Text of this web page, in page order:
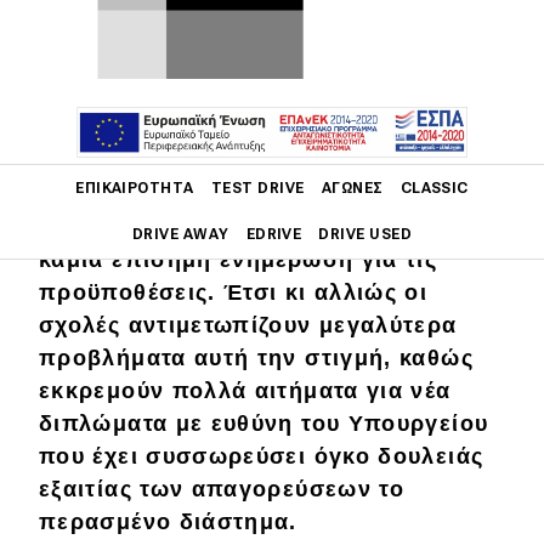
ΕΠΙΚΑΙΡΌΤΗΤΑ TEST DRIVE ΑΓΏΝΕΣ CLASSIC
DRIVE AWAY EDRIVE DRIVE USED
Main navigation
Επικαιρότητα
Νέα μοντέλα
Πρωτότυπα
Ελλάδα
Κόσμος
υπάρχει μία ασάφεια για τις
διαδικασίες που πρέπει κανείς να
ακολουθήσει ξεκινώντας από τις ίδιες
τις σχολές οδηγών που δεν έχουν
καμία επίσημη ενημέρωση για τις
προϋποθέσεις. Έτσι κι αλλιώς οι
σχολές αντιμετωπίζουν μεγαλύτερα
προβλήματα αυτή την στιγμή, καθώς
εκκρεμούν πολλά αιτήματα για νέα
διπλώματα με ευθύνη του Υπουργείου
που έχει συσσωρεύσει όγκο δουλειάς
εξαιτίας των απαγορεύσεων το
περασμένο διάστημα.